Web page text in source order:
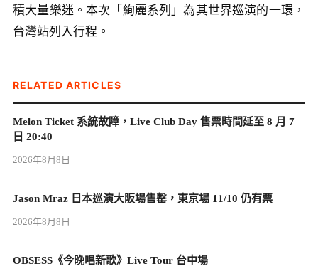
積大量樂迷。本次「絢麗系列」為其世界巡演的一環，
台灣站列入行程。
RELATED ARTICLES
Melon Ticket 系統故障，Live Club Day 售票時間延至 8 月 7
日 20:40
2026年8月8日
Jason Mraz 日本巡演大阪場售罄，東京場 11/10 仍有票
2026年8月8日
OBSESS《今晚唱新歌》Live Tour 台中場